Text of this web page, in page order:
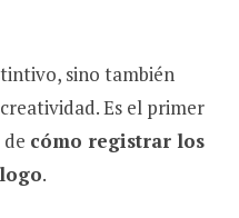
sino también
Es el primer
cómo registrar los
.